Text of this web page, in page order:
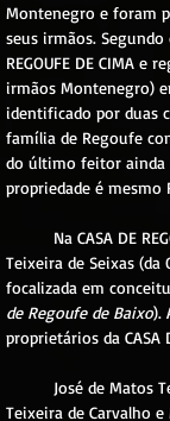
Montenegro e foram
seus irmãos.
REGOUFE DE CIMA
irmãos Montenegro)
identificado por duas
família de Regoufe
do último feitor ainda
propriedade é mesmo
Na CASA DE
Teixeira de Seixas (da
focalizada em
de Regoufe de Baixo).
proprietários da CASA
Teixeira de Carvalho